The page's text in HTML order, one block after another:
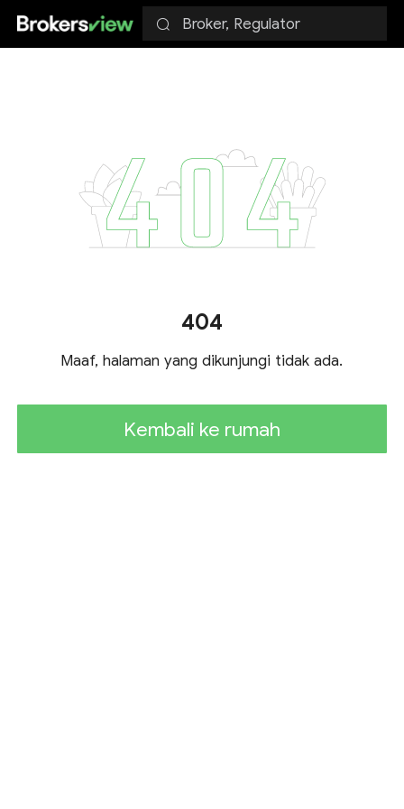
Broker, Regulator
404
Maaf, halaman yang dikunjungi tidak ada.
Kembali ke rumah